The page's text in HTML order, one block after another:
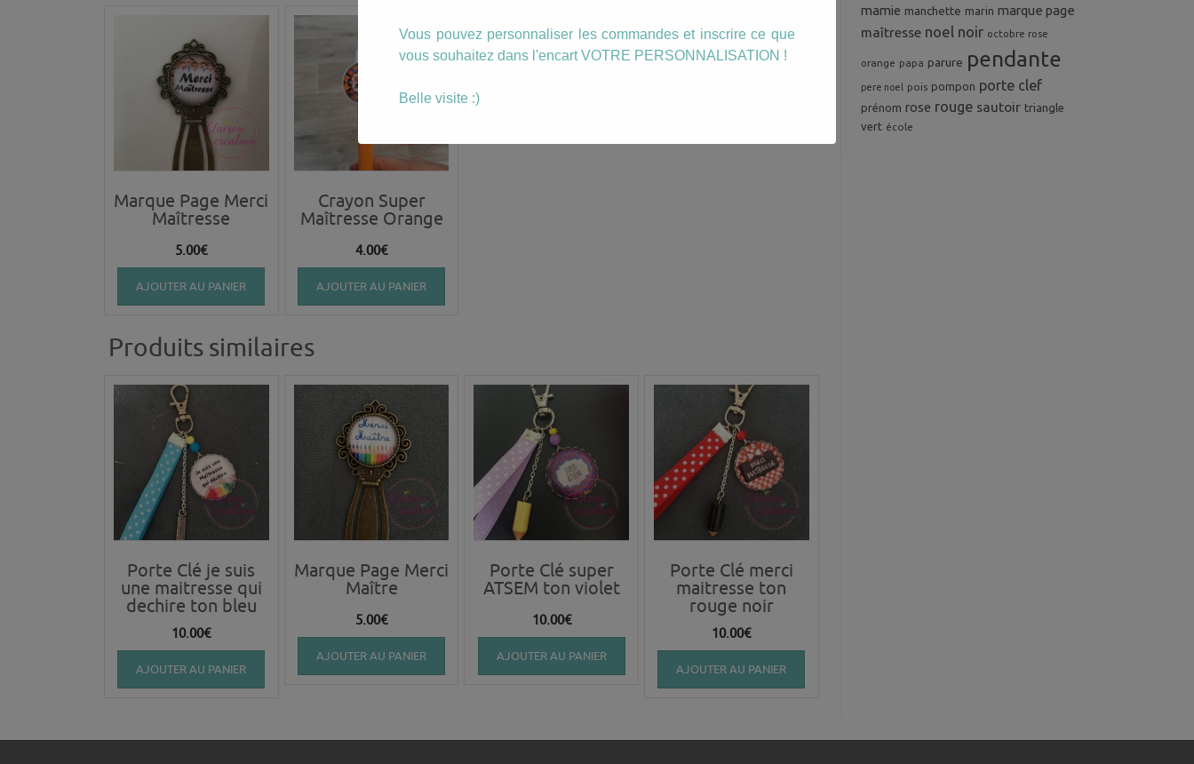
Marque Page Merci
Maîtresse
5.00€
AJOUTER AU PANIER
Crayon Super
Maîtresse Orange
4.00€
AJOUTER AU PANIER
Produits similaires
Porte Clé je suis
une maitresse qui
dechire ton bleu
10.00€
AJOUTER AU PANIER
Marque Page Merci
Maître
5.00€
AJOUTER AU PANIER
Porte Clé super
ATSEM ton violet
10.00€
AJOUTER AU PANIER
Porte Clé merci
maitresse ton
rouge noir
10.00€
AJOUTER AU PANIER
mamie manchette marin marque page
maîtresse noel noir octobre rose
orange papa parure pendante
pere noel pois pompon porte clef
prénom rose rouge sautoir triangle
vert école
Vous pouvez personnaliser les commandes et inscrire ce que
vous souhaitez dans l'encart VOTRE PERSONNALISATION !
Belle visite :)